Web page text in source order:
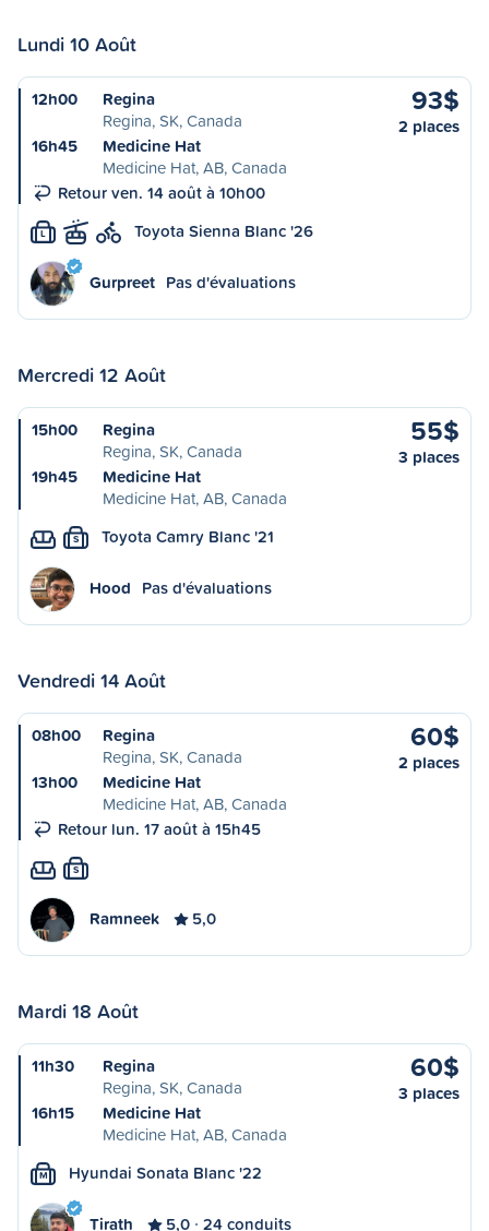
Lundi 10 Août
12h00
Regina
Regina, SK, Canada
16h45
Medicine Hat
Medicine Hat, AB, Canada
Retour ven. 14 août à 10h00
93$
2 places
L Toyota Sienna Blanc '26
Gurpreet Pas d'évaluations
Mercredi 12 Août
15h00
Regina
Regina, SK, Canada
19h45
Medicine Hat
Medicine Hat, AB, Canada
55$
3 places
S Toyota Camry Blanc '21
Hood Pas d'évaluations
Vendredi 14 Août
08h00
Regina
Regina, SK, Canada
13h00
Medicine Hat
Medicine Hat, AB, Canada
Retour lun. 17 août à 15h45
60$
2 places
S
Ramneek 5,0
Mardi 18 Août
11h30
Regina
Regina, SK, Canada
16h15
Medicine Hat
Medicine Hat, AB, Canada
60$
3 places
M Hyundai Sonata Blanc '22
Tirath 5,0 24 conduits